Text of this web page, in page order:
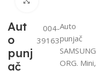
Aut
o
punj
ač
004-
39163
Auto
punjač
SAMSUNG
ORG. Mini,